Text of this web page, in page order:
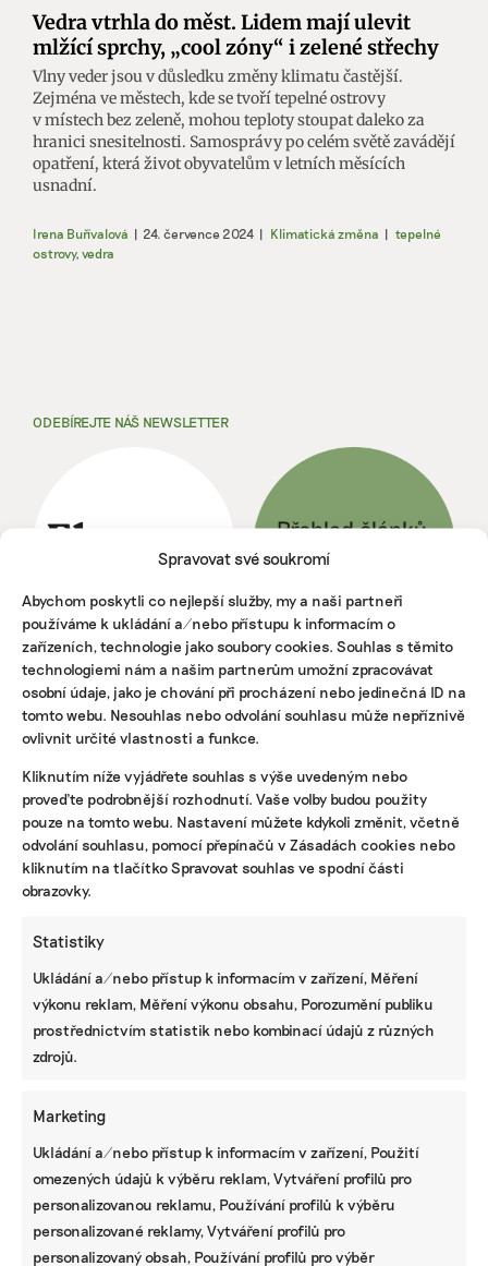
Spravovat své soukromí
Abychom poskytli co nejlepší služby, my a naši partneři
používáme k ukládání a/nebo přístupu k informacím o
zařízeních, technologie jako soubory cookies. Souhlas s těmito
technologiemi nám a našim partnerům umožní zpracovávat
osobní údaje, jako je chování při procházení nebo jedinečná ID na
tomto webu. Nesouhlas nebo odvolání souhlasu může nepříznivě
ovlivnit určité vlastnosti a funkce.
Kliknutím níže vyjádřete souhlas s výše uvedeným nebo
proveďte podrobnější rozhodnutí. Vaše volby budou použity
pouze na tomto webu. Nastavení můžete kdykoli změnit, včetně
odvolání souhlasu, pomocí přepínačů v Zásadách cookies nebo
kliknutím na tlačítko Spravovat souhlas ve spodní části
obrazovky.
Statistiky
Ukládání a/nebo přístup k informacím v zařízení, Měření
výkonu reklam, Měření výkonu obsahu, Porozumění publiku
prostřednictvím statistik nebo kombinací údajů z různých
zdrojů.
Marketing
Ukládání a/nebo přístup k informacím v zařízení, Použití
omezených údajů k výběru reklam, Vytváření profilů pro
personalizovanou reklamu, Používání profilů k výběru
personalizované reklamy, Vytváření profilů pro
personalizovaný obsah, Používání profilů pro výběr
Vedra vtrhla do měst. Lidem mají ulevit
mlžící sprchy, „cool zóny“ i zelené střechy
Vlny veder jsou v důsledku změny klimatu častější.
Zejména ve městech, kde se tvoří tepelné ostrovy
v místech bez zeleně, mohou teploty stoupat daleko za
hranici snesitelnosti. Samosprávy po celém světě zavádějí
opatření, která život obyvatelům v letních měsících
usnadní.
Irena Buřívalová | 24. července 2024 | Klimatická změna | tepelné
ostrovy, vedra
ODEBÍREJTE NÁŠ NEWSLETTER
NEJNOVĚJŠÍ PODCAST
Martin Abel
Chceme získat desítky milionů na
Turkem rozjíždí fond s podporou
developera Sekyry
Přihlásit odběr
NEJZAJÍMAVĚJŠÍ
květinami z Afriky
Fotovoltaika na balkoně utáhne
přijít o desítky miliard. Ve hře jsou
akcelerační zóny i povolenky
STÁHNĚTE SI NAŠE E-BOOKY